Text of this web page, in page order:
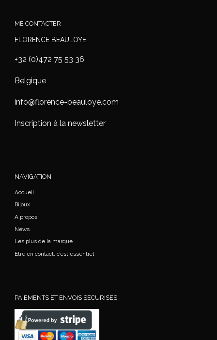
ME CONTACTER
FLORENCE BEAULOYE
+32 (0)472 75 53 36
Belgique
info@florence-beauloye.com
Inscription à la newsletter
NAVIGATION
Accueil
Bijoux
A propos
News
Les plus de la marque
Etre en contact, c’est essentiel
PAIEMENTS ET ENVOIS SECURISES